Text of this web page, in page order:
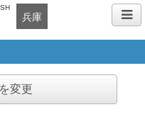
兵庫
変更